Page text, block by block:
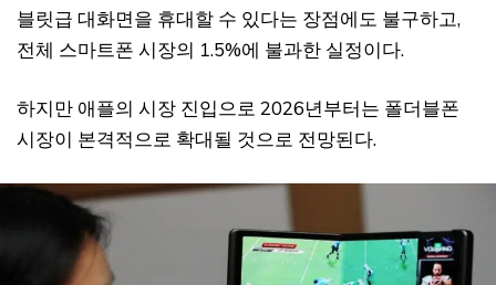
블릿급 대화면을 휴대할 수 있다는 장점에도 불구하고,
전체 스마트폰 시장의 1.5%에 불과한 실정이다.
하지만 애플의 시장 진입으로 2026년부터는 폴더블폰
시장이 본격적으로 확대될 것으로 전망된다.